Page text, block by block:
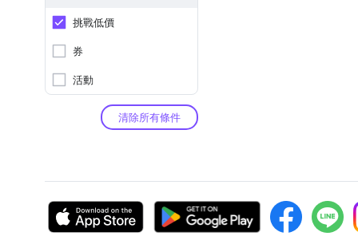
挑戰低價
券
活動
清除所有條件